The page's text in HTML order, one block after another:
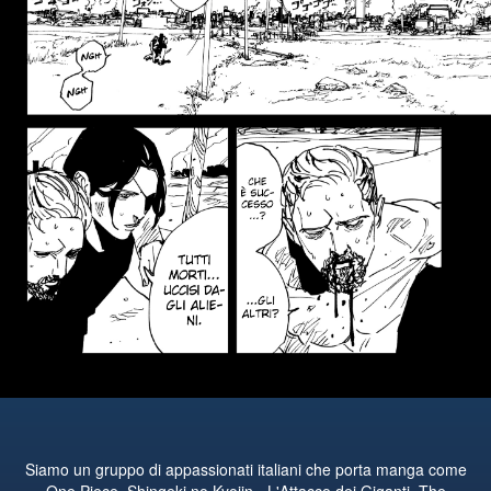
Siamo un gruppo di appassionati italiani che porta manga come